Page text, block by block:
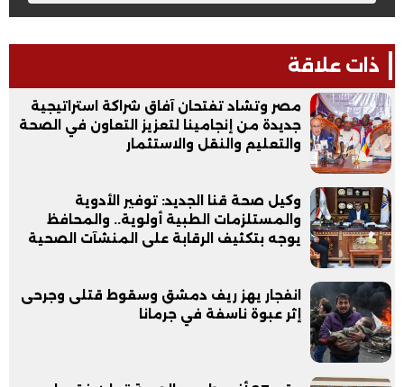
ذات علاقة
مصر وتشاد تفتحان آفاق شراكة استراتيجية
جديدة من إنجامينا لتعزيز التعاون في الصحة
والتعليم والنقل والاستثمار
وكيل صحة قنا الجديد: توفير الأدوية
والمستلزمات الطبية أولوية.. والمحافظ
يوجه بتكثيف الرقابة على المنشآت الصحية
انفجار يهز ريف دمشق وسقوط قتلى وجرحى
إثر عبوة ناسفة في جرمانا